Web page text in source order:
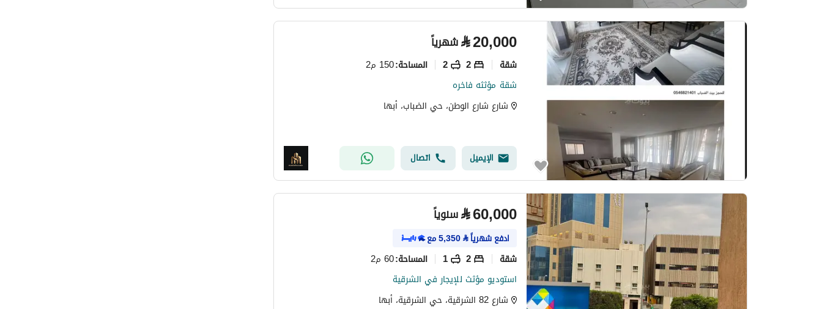
⃁20,000 شهرياً
شقة 2
2 المساحة:150 م2
شقة مؤثثه فاخره
شارع شارع الوطن، حي الضباب، أبها
الإيميل اتصال
⃁60,000 سنوياً
ادفع شهرياً⃁
5,350مع
شقة 2
1 المساحة:60 م2
استوديو مؤثث للإيجار في الشرقية
شارع 82 الشرقية، حي الشرقية، أبها